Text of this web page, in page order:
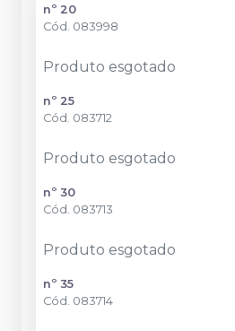
nº 20
Cód. 083998
Produto esgotado
nº 25
Cód. 083712
Produto esgotado
nº 30
Cód. 083713
Produto esgotado
nº 35
Cód. 083714